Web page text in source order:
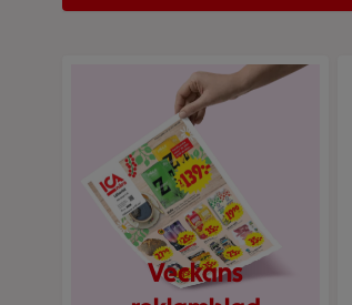
Veckans